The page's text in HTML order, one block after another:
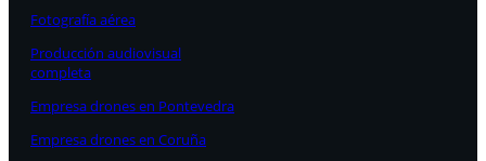
Fotografía aérea
Producción audiovisual
completa
Empresa drones en Pontevedra
Empresa drones en Coruña